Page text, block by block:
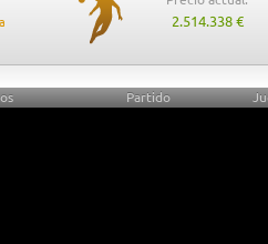
2.514.338 €
Partido